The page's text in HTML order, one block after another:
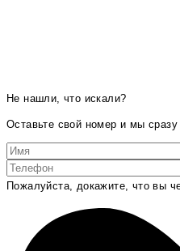
Не нашли, что искали?
Оставьте свой номер и мы
Пожалуйста, докажите, что вы